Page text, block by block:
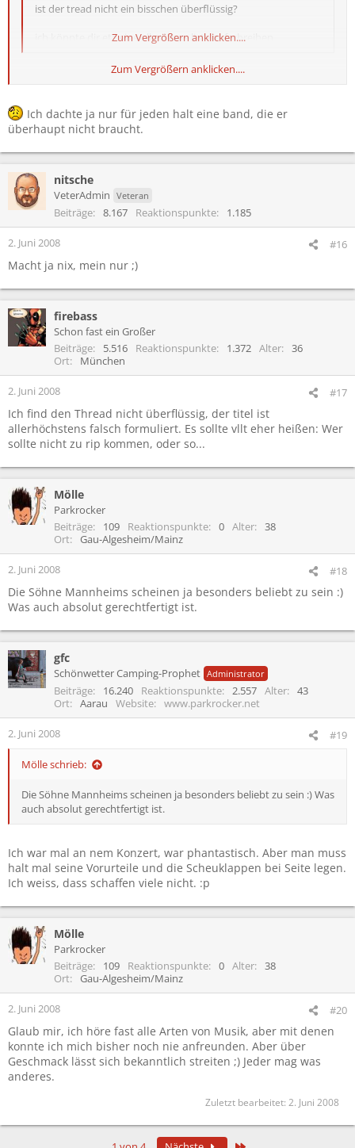
ist der tread nicht ein bisschen überflüssig?
ich könnte dir etz eine ellenlange liste aufschreiben....
Zum Vergrößern anklicken....
denke ich auch. Das dürften bei jedem so an die 60-65 Bands sein.
Zum Vergrößern anklicken....
Ich dachte ja nur für jeden halt eine band, die er
überhaupt nicht braucht.
nitsche
VeterAdmin Veteran
Beiträge 8.167 Reaktionspunkte 1.185
2. Juni 2008 #16
Macht ja nix, mein nur ;)
firebass
Schon fast ein Großer
Beiträge
5.516 Reaktionspunkte 1.372 Alter
36
Ort
München
2. Juni 2008 #17
Ich find den Thread nicht überflüssig, der titel ist
allerhöchstens falsch formuliert. Es sollte vllt eher heißen: Wer
sollte nicht zu rip kommen, oder so...
Mölle
Parkrocker
Beiträge
109 Reaktionspunkte 0 Alter
38
Ort
Gau-Algesheim/Mainz
2. Juni 2008 #18
Die Söhne Mannheims scheinen ja besonders beliebt zu sein :)
Was auch absolut gerechtfertigt ist.
gfc
Schönwetter Camping-Prophet Administrator
Beiträge 16.240 Reaktionspunkte 2.557 Alter
43
Ort
Aarau Website www.parkrocker.net
2. Juni 2008 #19
Mölle schrieb:
Die Söhne Mannheims scheinen ja besonders beliebt zu sein :) Was
auch absolut gerechtfertigt ist.
Ich war mal an nem Konzert, war phantastisch. Aber man muss
halt mal seine Vorurteile und die Scheuklappen bei Seite legen.
Ich weiss, dass schaffen viele nicht. :p
Mölle
Parkrocker
Beiträge
109 Reaktionspunkte 0 Alter
38
Ort
Gau-Algesheim/Mainz
2. Juni 2008 #20
Glaub mir, ich höre fast alle Arten von Musik, aber mit denen
konnte ich mich bisher noch nie anfreunden. Aber über
Geschmack lässt sich bekanntlich streiten ;) Jeder mag was
anderes.
Zuletzt bearbeitet: 2. Juni 2008